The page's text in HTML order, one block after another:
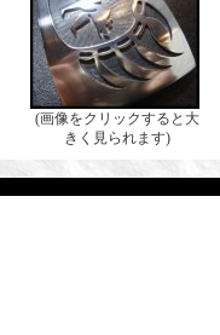
(画像をクリックすると大
きく見られます)